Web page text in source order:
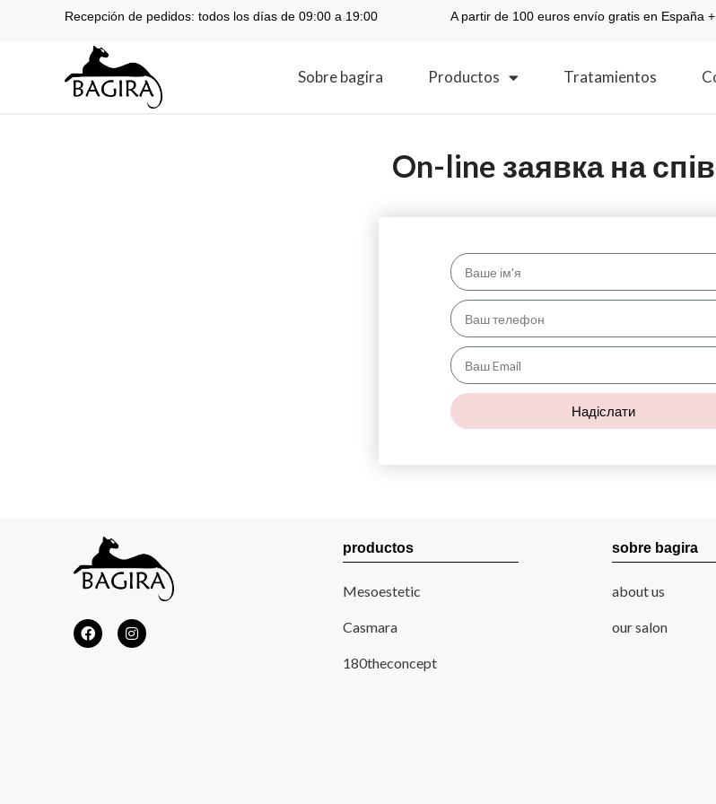
Recepción de pedidos: todos los días de 09:00 a 19:00 A partir de 100 euros envío gratis en España
Sobre bagira Productos Tratamientos
On-line заявка на
Надіслати
productos
Mesoestetic
Casmara
180theconcept
sobre bagira
about us
our salon